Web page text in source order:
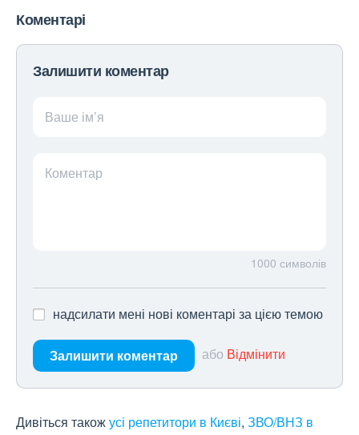
Коментарі
Залишити коментар
Ваше ім’я
Коментар
1000 символів
надсилати мені нові коментарі за цією темою
Залишити коментар або Відмінити
Дивіться такожусі репетитори в Києві, ЗВО/ВНЗ в